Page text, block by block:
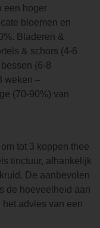
een hoger
bloemen en
Bladeren &
& schors (4-6
(6-8
weken –
(70-90%) van
tot 3 koppen thee
tinctuur, afhankelijk
De aanbevolen
de hoeveelheid aan
advies van een